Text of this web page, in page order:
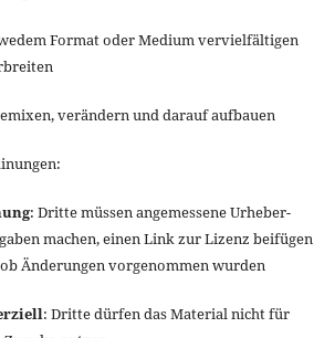
Format oder Medium vervielfältigen
verändern und darauf aufbauen
: Dritte müssen angemessene Urheber-
machen, einen Link zur Lizenz beifügen
Änderungen vorgenommen wurden
: Dritte dürfen das Material nicht für